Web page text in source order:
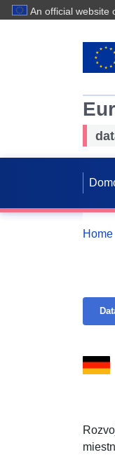
An official website
Home